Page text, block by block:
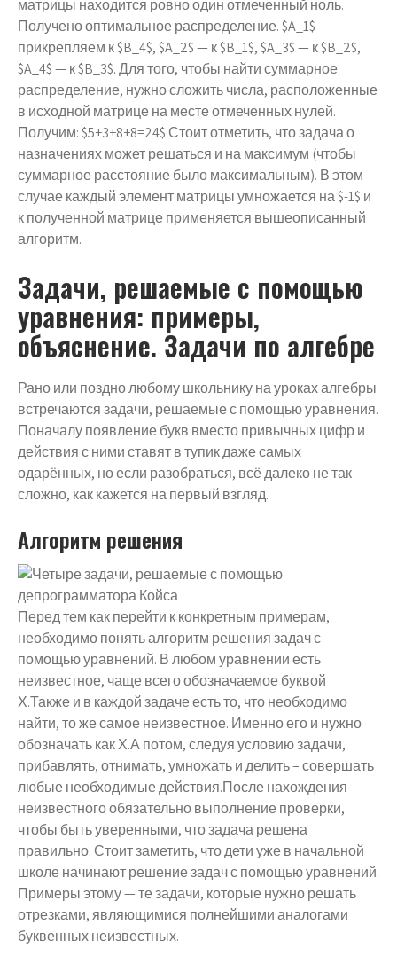
матрицы находится ровно один отмеченный ноль.
Получено оптимальное распределение. $A_1$
прикрепляем к $B_4$, $A_2$ — к $B_1$, $A_3$ — к $B_2$,
$A_4$ — к $B_3$. Для того, чтобы найти суммарное
распределение, нужно сложить числа, расположенные
в исходной матрице на месте отмеченных нулей.
Получим: $5+3+8+8=24$.Стоит отметить, что задача о
назначениях может решаться и на максимум (чтобы
суммарное расстояние было максимальным). В этом
случае каждый элемент матрицы умножается на $-1$ и
к полученной матрице применяется вышеописанный
алгоритм.
Задачи, решаемые с помощью
уравнения: примеры,
объяснение. Задачи по алгебре
Рано или поздно любому школьнику на уроках алгебры
встречаются задачи, решаемые с помощью уравнения.
Поначалу появление букв вместо привычных цифр и
действия с ними ставят в тупик даже самых
одарённых, но если разобраться, всё далеко не так
сложно, как кажется на первый взгляд.
Алгоритм решения
Перед тем как перейти к конкретным примерам,
необходимо понять алгоритм решения задач с
помощью уравнений. В любом уравнении есть
неизвестное, чаще всего обозначаемое буквой
Х.Также и в каждой задаче есть то, что необходимо
найти, то же самое неизвестное. Именно его и нужно
обозначать как Х.А потом, следуя условию задачи,
прибавлять, отнимать, умножать и делить – совершать
любые необходимые действия.После нахождения
неизвестного обязательно выполнение проверки,
чтобы быть уверенными, что задача решена
правильно. Стоит заметить, что дети уже в начальной
школе начинают решение задач с помощью уравнений.
Примеры этому — те задачи, которые нужно решать
отрезками, являющимися полнейшими аналогами
буквенных неизвестных.